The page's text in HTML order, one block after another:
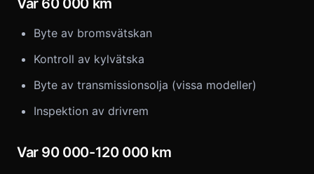
Var 60 000 km
Byte av bromsvätskan
Kontroll av kylvätska
Byte av transmissionsolja (vissa modeller)
Inspektion av drivrem
Var 90 000-120 000 km